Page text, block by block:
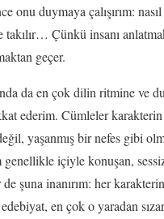
onu duymaya çalışırım:
takılır… Çünkü insanı
geçer.
da en çok dilin ritmine ve
ederim. Cümleler
yaşanmış bir nefes gibi
genellikle içiyle konuşan,
şuna inanırım: her
en çok o yaradan